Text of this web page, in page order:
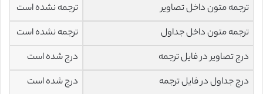
ترجمه متون داخل تصاویر
ترجمه نشده است
ترجمه متون داخل جداول
ترجمه نشده است
درج تصاویر در فایل ترجمه
درج شده است
درج جداول در فایل ترجمه
درج شده است